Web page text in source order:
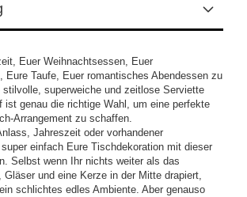
Euer Weihnachtsessen, Euer
Eure Taufe, Euer romantisches Abendessen zu
stilvolle, superweiche und zeitlose Serviette
ist genau die richtige Wahl, um eine perfekte
Arrangement zu schaffen.
Jahreszeit oder vorhandener
einfach Eure Tischdekoration mit dieser
Selbst wenn Ihr nichts weiter als das
und eine Kerze in der Mitte drapiert,
schlichtes edles Ambiente. Aber genauso